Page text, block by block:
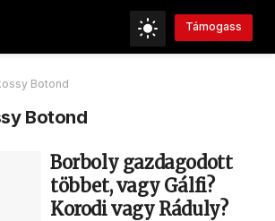
Támogass
Botond
Botond
Borboly gazdagodott
többet, vagy Gálfi?
Korodi vagy Ráduly?